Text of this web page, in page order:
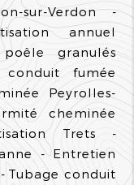
sur-Verdon
annuel
granulés
conduit fumée
Peyrolles-
cheminée
Trets
Entretien
Tubage conduit